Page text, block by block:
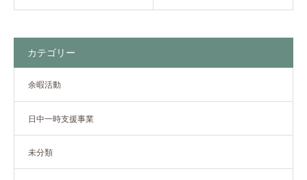
カテゴリー
余暇活動
日中一時支援事業
未分類